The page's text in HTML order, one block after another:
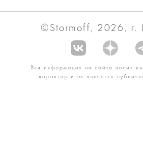
©Stormoff, 2026, г.
Вся информация на сайте носит
характер и не является